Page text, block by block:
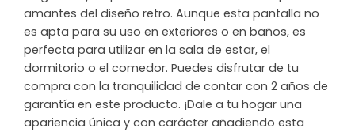
amantes del diseño retro. Aunque esta pantalla no
es apta para su uso en exteriores o en baños, es
perfecta para utilizar en la sala de estar, el
dormitorio o el comedor. Puedes disfrutar de tu
compra con la tranquilidad de contar con 2 años de
garantía en este producto. ¡Dale a tu hogar una
apariencia única y con carácter añadiendo esta